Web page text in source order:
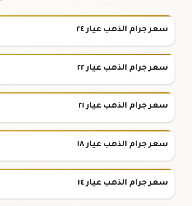
سعر جرام الذهب عيار ٢٤
سعر جرام الذهب عيار ٢٢
سعر جرام الذهب عيار ٢١
سعر جرام الذهب عيار ١٨
سعر جرام الذهب عيار ١٤